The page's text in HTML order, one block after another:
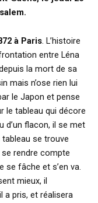
à Paris. L’histoire
entre Léna
la mort de sa
mais n’ose rien lui
le Japon et pense
le tableau qui décore
d’un flacon, il se met
se trouve
rendre compte
se fâche et s’en va.
mieux, il
a pris, et réalisera